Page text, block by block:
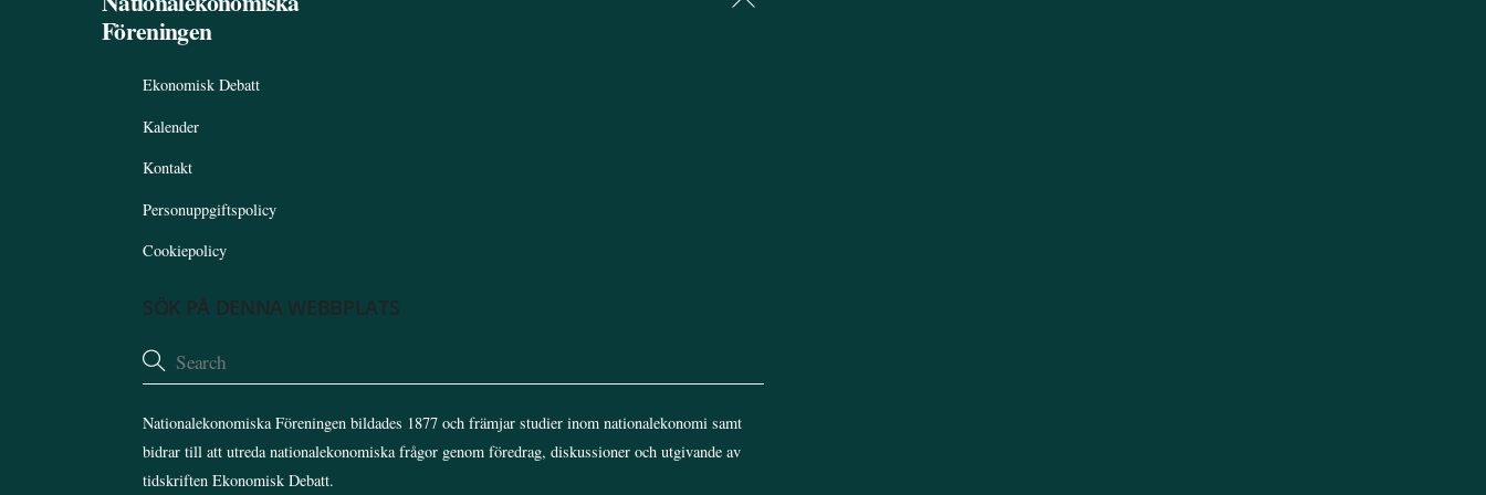
Föreningen
Ekonomisk Debatt
Kalender
Kontakt
Personuppgiftspolicy
Cookiepolicy
SÖK PÅ DENNA WEBBPLATS
Nationalekonomiska Föreningen bildades 1877 och främjar studier inom nationalekonomi samt
bidrar till att utreda nationalekonomiska frågor genom föredrag, diskussioner och utgivande av
tidskriften Ekonomisk Debatt.